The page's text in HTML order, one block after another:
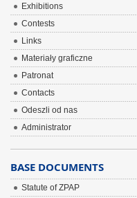
Exhibitions
Contests
Links
Materiały graficzne
Patronat
Contacts
Odeszli od nas
Administrator
BASE DOCUMENTS
Statute of ZPAP